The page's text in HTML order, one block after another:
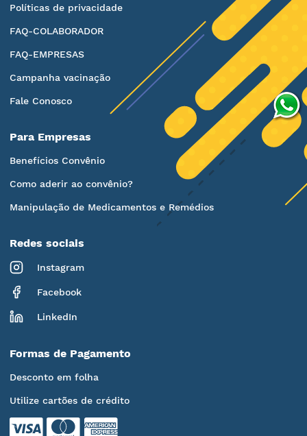
Políticas de privacidade
FAQ-COLABORADOR
FAQ-EMPRESAS
Campanha vacinação
Fale Conosco
Para Empresas
Benefícios Convênio
Como aderir ao convênio?
Manipulação de Medicamentos e Remédios
Redes sociais
Instagram
Facebook
LinkedIn
Formas de Pagamento
Desconto em folha
Utilize cartões de crédito